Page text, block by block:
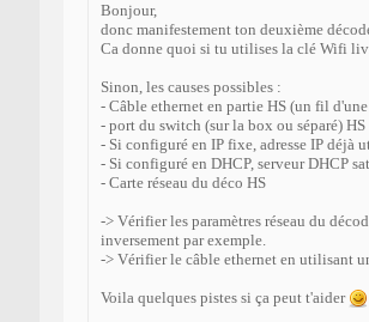
Bonjour,
donc manifestement ton deuxième
Ca donne quoi si tu utilises la clé Wifi
Sinon, les causes possibles :
- Câble ethernet en partie HS (un fil
- port du switch (sur la box ou séparé) HS
- Si configuré en IP fixe, adresse IP déjà
- Si configuré en DHCP, serveur DHCP
- Carte réseau du déco HS
-> Vérifier les paramètres réseau du
inversement par exemple.
-> Vérifier le câble ethernet en utilisant
Voila quelques pistes si ça peut t'aider